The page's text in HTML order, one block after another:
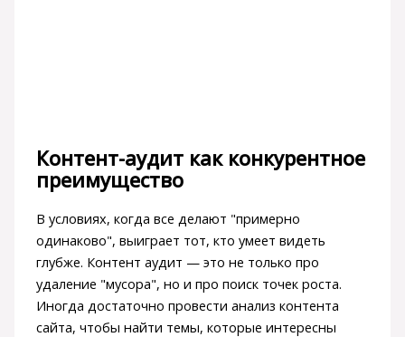
Контент-аудит как конкурентное
преимущество
В условиях, когда все делают "примерно
одинаково", выиграет тот, кто умеет видеть
глубже. Контент аудит — это не только про
удаление "мусора", но и про поиск точек роста.
Иногда достаточно провести анализ контента
сайта, чтобы найти темы, которые интересны